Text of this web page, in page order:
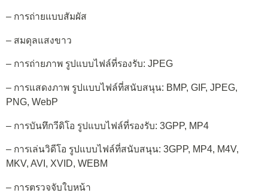
– การถ่ายแบบสัมผัส
– สมดุลแสงขาว
– การถ่ายภาพ รูปแบบไฟล์ที่รองรับ: JPEG
– การแสดงภาพ รูปแบบไฟล์ที่สนับสนุน: BMP, GIF, JPEG,
PNG, WebP
– การบันทึกวีดิโอ รูปแบบไฟล์ที่รองรับ: 3GPP, MP4
– การเล่นวิดีโอ รูปแบบไฟล์ที่สนับสนุน: 3GPP, MP4, M4V,
MKV, AVI, XVID, WEBM
– การตรวจจับใบหน้า